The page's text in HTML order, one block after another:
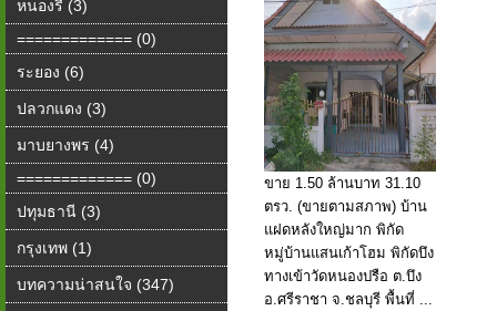
หนองรี (3)
============= (0)
ระยอง (6)
ปลวกแดง (3)
มาบยางพร (4)
============= (0)
ปทุมธานี (3)
กรุงเทพ (1)
บทความน่าสนใจ (347)
ขาย 1.50 ล้านบาท 31.10
ตรว. (ขายตามสภาพ) บ้าน
แฝดหลังใหญ่มาก พิกัด
หมู่บ้านแสนเก้าโฮม พิกัดบึง
ทางเข้าวัดหนองปรือ ต.บึง
อ.ศรีราชา จ.ชลบุรี พื้นที่ ...